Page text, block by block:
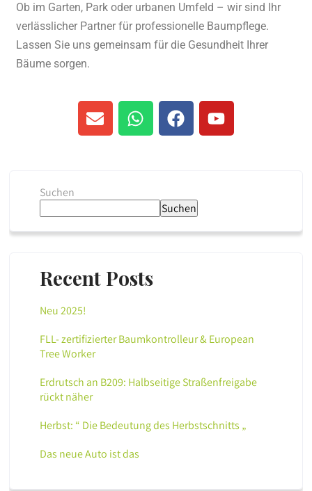
Ob im Garten, Park oder urbanen Umfeld – wir sind Ihr
verlässlicher Partner für professionelle Baumpflege.
Lassen Sie uns gemeinsam für die Gesundheit Ihrer
Bäume sorgen.
Suchen
Suchen
Recent Posts
Neu 2025!
FLL- zertifizierter Baumkontrolleur & European
Tree Worker
Erdrutsch an B209: Halbseitige Straßenfreigabe
rückt näher
Herbst: “ Die Bedeutung des Herbstschnitts „
Das neue Auto ist das